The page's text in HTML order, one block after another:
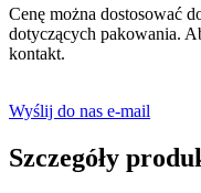
Cenę można dostosować
dotyczących pakowania.
kontakt.
Wyślij do nas e-mail
Szczegóły